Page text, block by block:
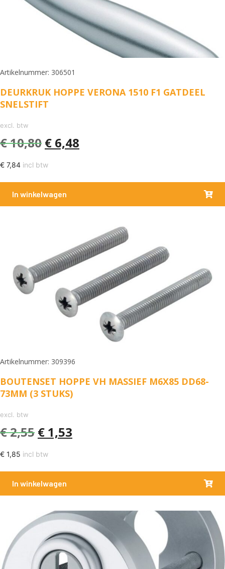
Artikelnummer: 306501
DEURKRUK HOPPE VERONA 1510 F1 GATDEEL
SNELSTIFT
excl. btw
€10,80 € 6,48
€ 7,84 incl btw
In winkelwagen
Artikelnummer: 309396
BOUTENSET HOPPE VH MASSIEF M6X85 DD68-
73MM (3 STUKS)
excl. btw
€2,55 € 1,53
€ 1,85 incl btw
In winkelwagen